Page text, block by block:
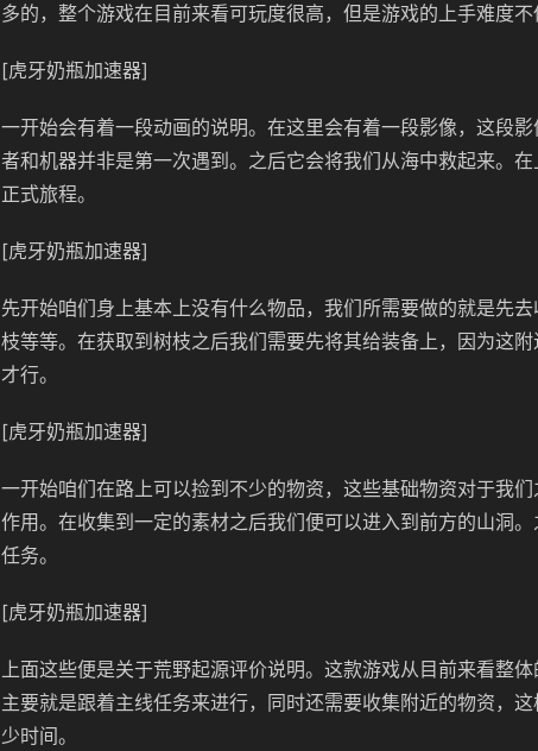
多的，整个游戏在目前来看可玩度很高，但是游戏的上手难度不
[虎牙奶瓶加速器]
一开始会有着一段动画的说明。在这里会有着一段影像，这段
者和机器并非是第一次遇到。之后它会将我们从海中救起来。
正式旅程。
[虎牙奶瓶加速器]
先开始咱们身上基本上没有什么物品，我们所需要做的就是先
枝等等。在获取到树枝之后我们需要先将其给装备上，因为这
才行。
[虎牙奶瓶加速器]
一开始咱们在路上可以捡到不少的物资，这些基础物资对于我
作用。在收集到一定的素材之后我们便可以进入到前方的山洞
任务。
[虎牙奶瓶加速器]
上面这些便是关于荒野起源评价说明。这款游戏从目前来看整
主要就是跟着主线任务来进行，同时还需要收集附近的物资，
少时间。